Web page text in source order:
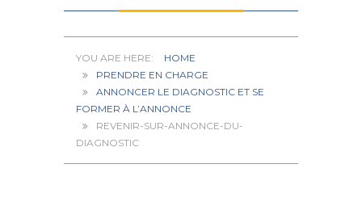
HOME
PRENDRE EN CHARGE
ANNONCER LE DIAGNOSTIC ET SE
FORMER À L’ANNONCE
REVENIR-SUR-ANNONCE-DU-
DIAGNOSTIC